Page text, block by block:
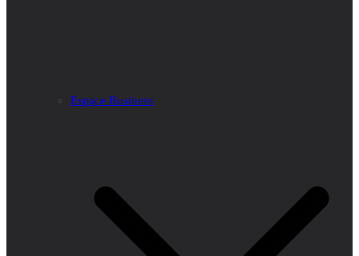
Espace Business